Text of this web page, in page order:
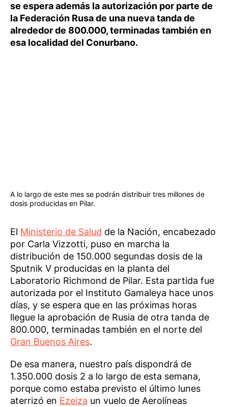
se espera además la autorización por parte de
la Federación Rusa de una nueva tanda de
alrededor de 800.000, terminadas también en
esa localidad del Conurbano.
A lo largo de este mes se podrán distribuir tres millones de
dosis producidas en Pilar.
El Ministerio de Salud de la Nación, encabezado
por Carla Vizzotti, puso en marcha la
distribución de 150.000 segundas dosis de la
Sputnik V producidas en la planta del
Laboratorio Richmond de Pilar. Esta partida fue
autorizada por el Instituto Gamaleya hace unos
días, y se espera que en las próximas horas
llegue la aprobación de Rusia de otra tanda de
800.000, terminadas también en el norte del
Gran Buenos Aires.
De esa manera, nuestro país dispondrá de
1.350.000 dosis 2 a lo largo de esta semana,
porque como estaba previsto el último lunes
aterrizó en Ezeiza un vuelo de Aerolíneas